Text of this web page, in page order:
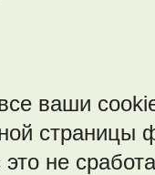
ваши
страницы
не